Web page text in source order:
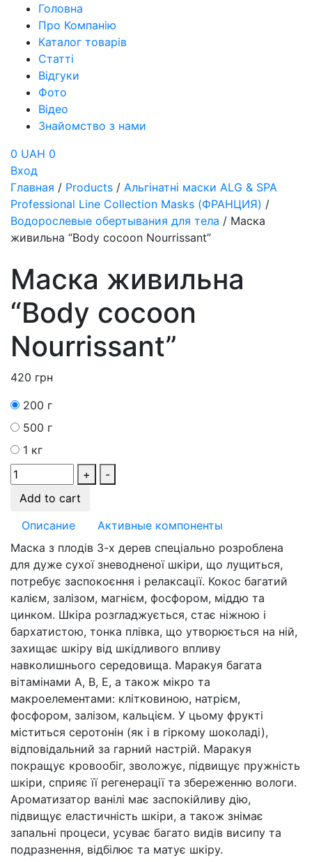
Головна
Про Компанію
Каталог товарів
Статті
Відгуки
Фото
Відео
Знайомство з нами
0 UAH 0
Вход
Главная / Products / Альгінатні маски ALG & SPA
Professional Line Collection Masks (ФРАНЦИЯ) /
Водорослевые обертывания для тела / Маска
живильна “Body cocoon Nourrissant”
Маска живильна
“Body cocoon
Nourrissant”
420 грн
200 г
500 г
1 кг
+
-
Add to cart
Описание
Активные компоненты
Маска з плодів 3-х дерев спеціально розроблена
для дуже сухої зневодненої шкіри, що лущиться,
потребує заспокоєння і релаксації. Кокос багатий
калієм, залізом, магнієм, фосфором, міддю та
цинком. Шкіра розгладжується, стає ніжною і
бархатистою, тонка плівка, що утворюється на ній,
захищає шкіру від шкідливого впливу
навколишнього середовища. Маракуя багата
вітамінами A, B, E, а також мікро та
макроелементами: клітковиною, натрієм,
фосфором, залізом, кальцієм. У цьому фрукті
міститься серотонін (як і в гіркому шоколаді),
відповідальний за гарний настрій. Маракуя
покращує кровообіг, зволожує, підвищує пружність
шкіри, сприяє її регенерації та збереженню вологи.
Ароматизатор ванілі має заспокійливу дію,
підвищує еластичність шкіри, а також знімає
запальні процеси, усуває багато видів висипу та
подразнення, відбілює та матує шкіру.